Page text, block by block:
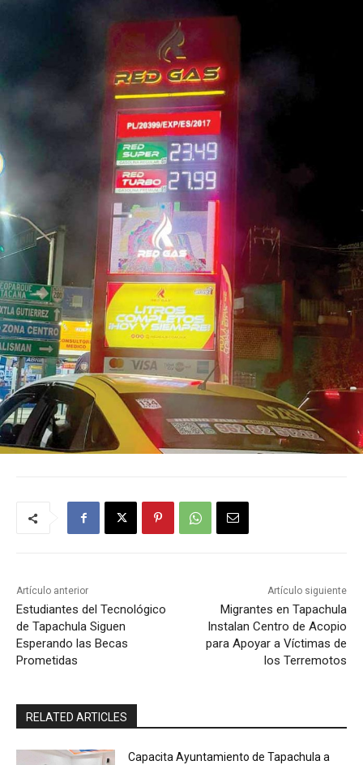
Artículo anterior
Estudiantes del Tecnológico
de Tapachula Siguen
Esperando las Becas
Prometidas
Artículo siguiente
Migrantes en Tapachula
Instalan Centro de Acopio
para Apoyar a Víctimas de
los Terremotos
RELATED ARTICLES
Capacita Ayuntamiento de Tapachula a